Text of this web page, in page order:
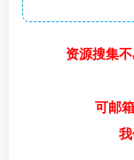
资源搜集
可邮